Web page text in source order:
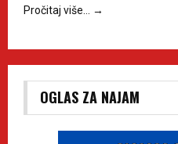
Pročitaj više… →
OGLAS ZA NAJAM